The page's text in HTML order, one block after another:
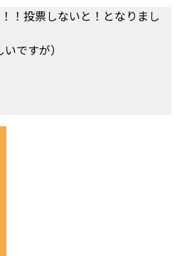
！投票しないと！となりまし
ですが）